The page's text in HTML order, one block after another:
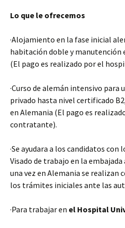
Lo que le ofrecemos
·Alojamiento en la fase inicial
habitación doble y manutención
(El pago es realizado por el
·Curso de alemán intensivo para
privado hasta nivel certificado
en Alemania (El pago es
contratante).
·Se ayudara a los candidatos
Visado de trabajo en la
una vez en Alemania se realizan
los trámites iniciales ante las
·Para trabajar en el Hospital